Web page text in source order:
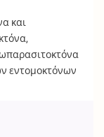
και
εντομοκτόνων